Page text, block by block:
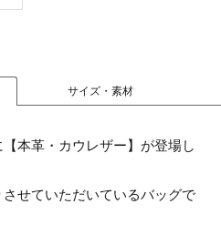
サイズ・素材
本革・カウレザー】が登場し
せていただいているバッグで